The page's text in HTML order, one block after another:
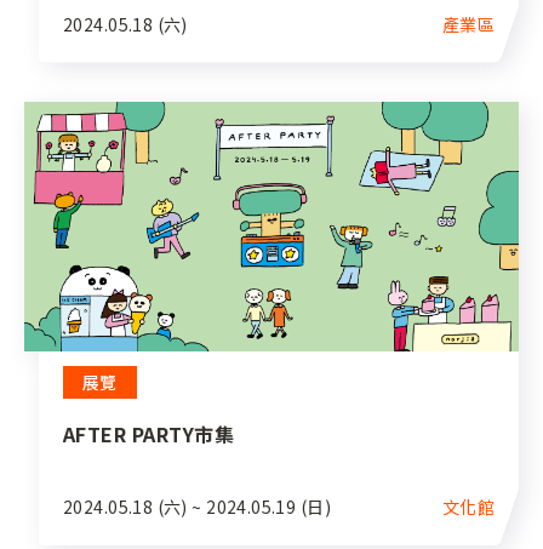
2024.05.18 (六) 產業區
展覽
AFTER PARTY市集
2024.05.18 (六) ~ 2024.05.19 (日) 文化館